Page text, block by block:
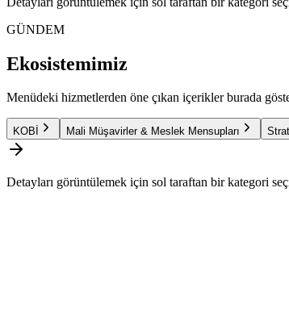
GÜNDEM
Ekosistemimiz
Menüdeki hizmetlerden öne çıkan içerikler burada
KOBİ Mali Müşavirler & Meslek Mensupları
Detayları görüntülemek için sol taraftan bir kategori